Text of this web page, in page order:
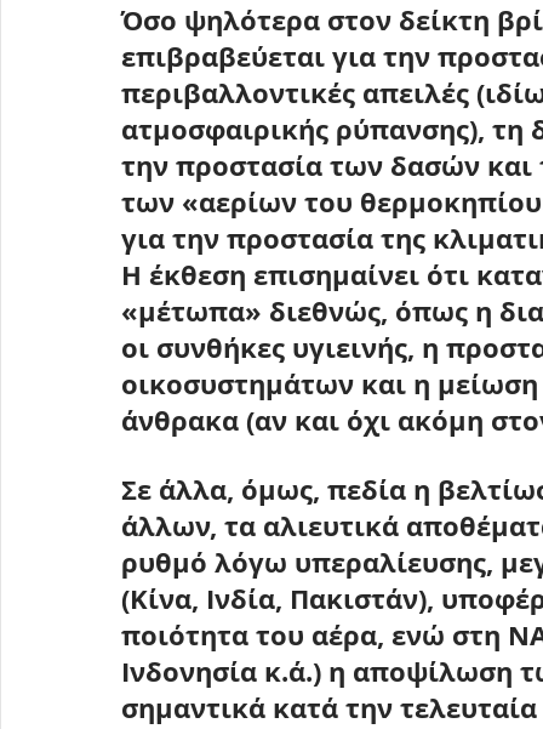
Όσο ψηλότερα στον δείκτη
επιβραβεύεται για την
περιβαλλοντικές απειλές
ατμοσφαιρικής ρύπανσης),
την προστασία των δασών και
των «αερίων του
για την προστασία της
Η έκθεση επισημαίνει ότι
«μέτωπα» διεθνώς, όπως η
οι συνθήκες υγιεινής, η
οικοσυστημάτων και η
άνθρακα (αν και όχι ακόμη
Σε άλλα, όμως, πεδία η
άλλων, τα αλιευτικά
ρυθμό λόγω υπεραλίευσης,
(Κίνα, Ινδία, Πακιστάν),
ποιότητα του αέρα, ενώ στη
Ινδονησία κ.ά.) η αποψίλωση
σημαντικά κατά την